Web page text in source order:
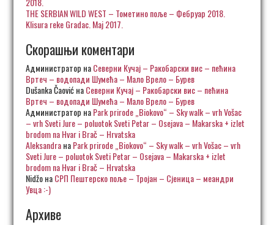
THE SERBIAN WILD WEST – Тометино поље – Фебруар 2018.
Klisura reke Gradac. Maj 2017.
Скорашњи коментари
Администратор наСеверни Кучај – Ракобарски вис – пећина
Вртеч – водопади Шумећа – Мало Врело – Бурев
Dušanka ČaovićнаСеверни Кучај – Ракобарски вис – пећина
Вртеч – водопади Шумећа – Мало Врело – Бурев
Администратор наPark prirode „Biokovo“ – Sky walk – vrh Vošac
– vrh Sveti Jure – poluotok Sveti Petar – Osejava – Makarska + izlet
brodom na Hvar i Brač – Hrvatska
AleksandraнаPark prirode „Biokovo“ – Sky walk – vrh Vošac – vrh
Sveti Jure – poluotok Sveti Petar – Osejava – Makarska + izlet
brodom na Hvar i Brač – Hrvatska
NidžoнаСРП Пештерско поље – Тројан – Сјеница – меандри
Увца :-)
Архиве